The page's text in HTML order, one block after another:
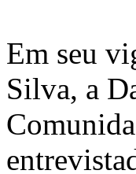
Em seu
Silva, a